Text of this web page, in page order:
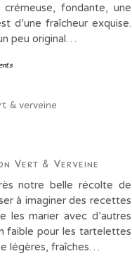
fondante, une
d’une fraîcheur exquise.
peu original…
Vert & Verveine
notre belle récolte de
à imaginer des recettes
les marier avec d’autres
faible pour les tartelettes
légères, fraîches…